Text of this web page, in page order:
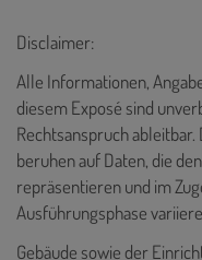
Disclaimer:
Alle Informationen,
diesem Exposé sind
Rechtsanspruch
beruhen auf Daten, die
repräsentieren und im
Ausführungsphase
Gebäude sowie der